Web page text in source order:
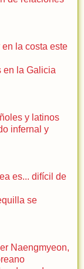
la costa este
en la Galicia
y latinos
infernal y
es... difícil de
se
Naengmyeon,